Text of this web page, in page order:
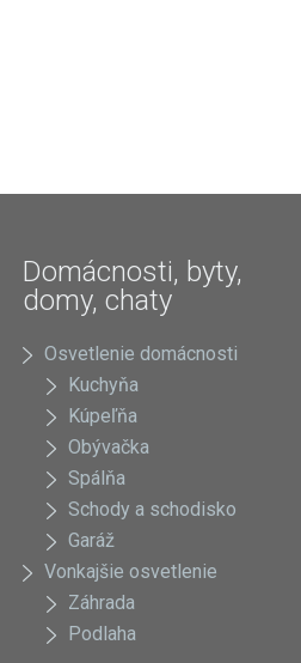
Domácnosti, byty,
domy, chaty
Osvetlenie domácnosti
Kuchyňa
Kúpeľňa
Obývačka
Spálňa
Schody a schodisko
Garáž
Vonkajšie osvetlenie
Záhrada
Podlaha